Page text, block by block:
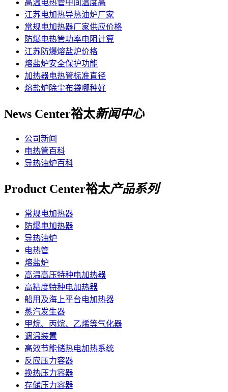
高温电热管中间温度高
江苏电加热导热油炉厂家
常规电加热器厂家供应价格
防爆电热管功率电阻计算
江苏防爆熔盐炉价格
熔盐炉安全保护功能
加热器电热管标准直径
熔盐炉除尘布袋哪种好
News Center裕太新闻中心
公司新闻
电热管百科
导热油炉百科
Product Center裕太产品系列
常规电加热器
防爆电加热器
导热油炉
电热管
熔盐炉
高温高压特种电加热器
高粘度特种电加热器
船用及海上平台电加热器
蒸汽发生器
甲烷、丙烷、乙烯等气化器
调温装置
高效节能储热电加热系统
反应压力容器
换热压力容器
存储压力容器